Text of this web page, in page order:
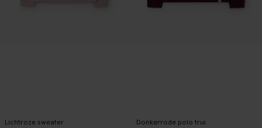
Lichtroze sweater
Donkerrode polo trui